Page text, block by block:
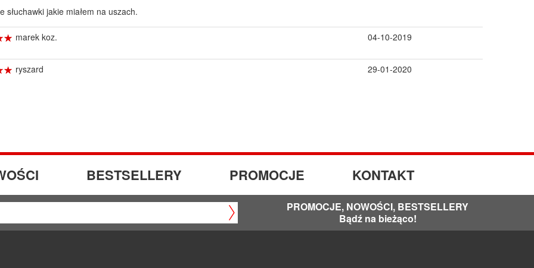
słuchawki jakie miałem na uszach.
☆
★ marek koz. 04-10-2019
☆
★ ryszard
29-01-2020
BESTSELLERY PROMOCJE KONTAKT
PROMOCJE, NOWOŚCI, BESTSELLERY
Bądź na bieżąco!